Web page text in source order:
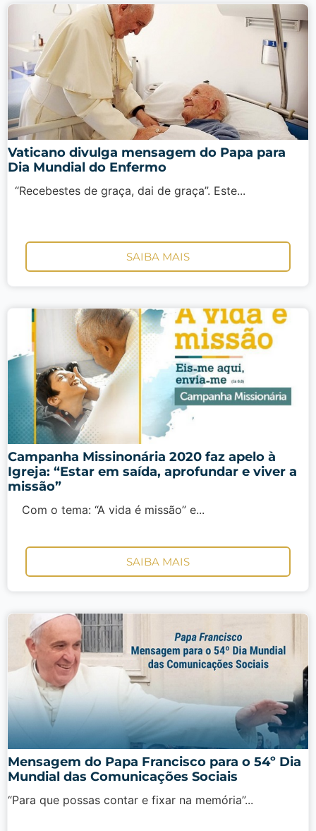
Vaticano divulga mensagem do Papa para
Dia Mundial do Enfermo
“Recebestes de graça, dai de graça”. Este...
SAIBA MAIS
Campanha Missinonária 2020 faz apelo à
Igreja: “Estar em saída, aprofundar e viver a
missão”
Com o tema: “A vida é missão” e...
SAIBA MAIS
Mensagem do Papa Francisco para o 54º Dia
Mundial das Comunicações Sociais
“Para que possas contar e fixar na memória”...